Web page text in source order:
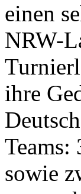
einen
NRW-
ihre
sowie